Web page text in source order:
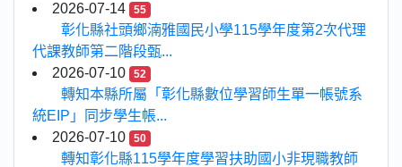
2026-07-14
55
彰化縣社頭鄉湳雅國民小學115學年度第2次代理
代課教師第二階段甄...
2026-07-10
52
轉知本縣所屬「彰化縣數位學習師生單一帳號系
統EIP」同步學生帳...
2026-07-10
50
轉知彰化縣115學年度學習扶助國小非現職教師